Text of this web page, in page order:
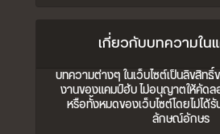
เกี่ยวกับบทความใน
บทความต่างๆ ในเว็บไซต์เป็นลิขสิท
งานของแคมป์ฮับ ไม่อนุญาตให้คัด
หรือทั้งหมดของเว็บไซต์โดยไม่ได้
ลักษณ์อักษร